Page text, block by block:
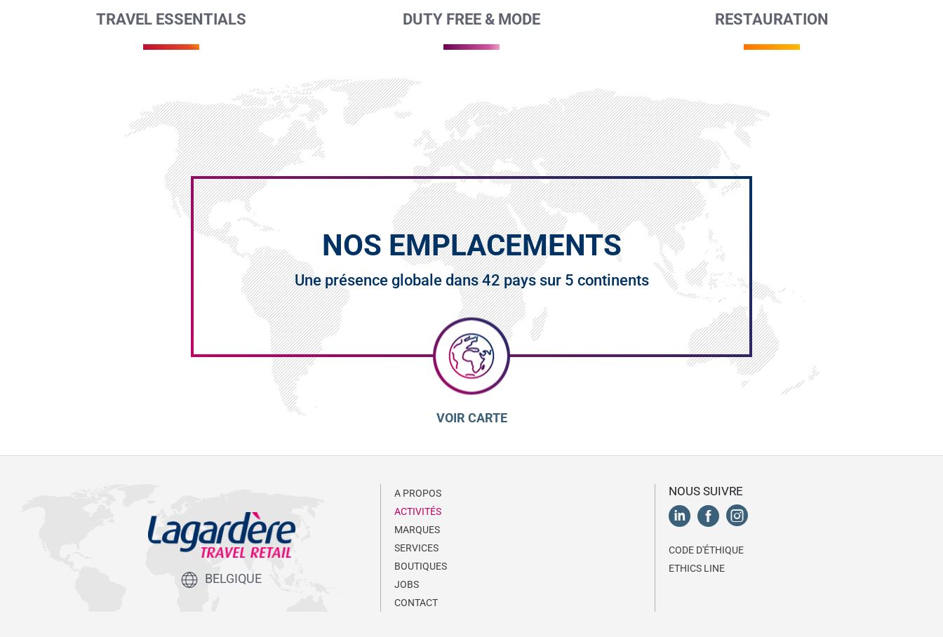
TRAVEL ESSENTIALS DUTY FREE & MODE RESTAURATION
NOS EMPLACEMENTS
Une présence globale dans 42 pays sur 5 continents
VOIR CARTE
BELGIQUE
A PROPOS
ACTIVITÉS
MARQUES
SERVICES
BOUTIQUES
JOBS
CONTACT
NOUS SUIVRE
CODE D'ÉTHIQUE
ETHICS LINE